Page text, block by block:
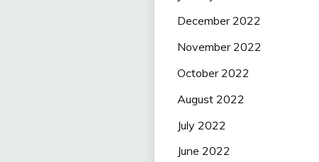
December 2022
November 2022
October 2022
August 2022
July 2022
June 2022